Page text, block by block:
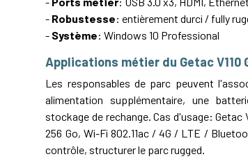
- Robustesse: entièrement durci / fully
- Système: Windows 10 Professional
Applications métier du Getac V110
Les responsables de parc peuvent
alimentation supplémentaire, une
stockage de rechange. Cas d'usage: Getac
256 Go, Wi-Fi 802.11ac / 4G / LTE /
contrôle, structurer le parc rugged.